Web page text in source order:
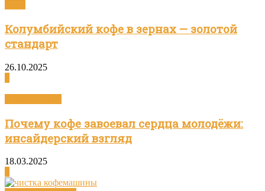
Колумбийский кофе в зернах — золотой
стандарт
26.10.2025
Почему кофе завоевал сердца молодёжи:
инсайдерский взгляд
18.03.2025